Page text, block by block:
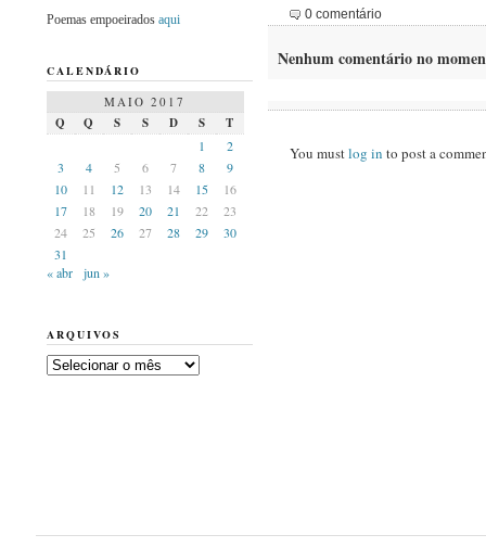
0 comentário
Nenhum comentário no
You mustlog in to post a
Poemas empoeirados aqui
CALENDÁRIO
MAIO 2017
Q Q S S D S
T
1
2
3
4 5 6 7 8
9
10
11 12 13 14 15
16
17
18 19 20 21 22
23
24
25 26 27 28 29
30
31
« abr
jun »
ARQUIVOS
Arquivos